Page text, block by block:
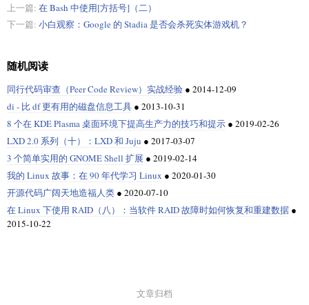
上一篇: 在 Bash 中使用[方括号]（二）
下一篇: 小白观察：Google 的 Stadia 是否会杀死实体游戏机？
随机阅读
同行代码审查（Peer Code Review）实战经验 ● 2014-12-09
di - 比 df 更有用的磁盘信息工具 ● 2013-10-31
8 个在 KDE Plasma 桌面环境下提高生产力的技巧和提示 ● 2019-02-26
LXD 2.0 系列（十）：LXD 和 Juju ● 2017-03-07
3 个简单实用的 GNOME Shell 扩展 ● 2019-02-14
我的 Linux 故事：在 90 年代学习 Linux ● 2020-01-30
开源代码广阔天地造福人类 ● 2020-07-10
在 Linux 下使用 RAID（八）：当软件 RAID 故障时如何恢复和重建数据 ●
2015-10-22
文章归档